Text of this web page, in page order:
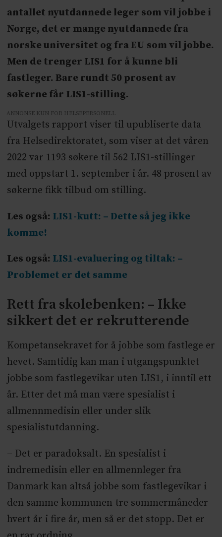
antallet nyutdannede leger som vil jobbe i
Norge, det er mange nyutdannede fra
norske universitet og fra EU som vil jobbe.
Men de trenger LIS1 for å kunne bli
fastleger. Bare rundt 50 prosent av
søkerne får LIS1-stilling.
ANNONSE KUN FOR HELSEPERSONELL
Utvalgets rapport viser til upubliserte data
fra Helsedirektoratet, som viser at det våren
2022 var 1193 søkere til 562 LIS1-stillinger
med oppstart 1. september i år. 48 prosent av
søkerne fikk tilbud om stilling.
Les også: LIS1-kutt: – Dette så jeg ikke
komme!
Les også: LIS1-evaluering og tiltak: –
Problemet er det samme
Rett fra skolebenken: – Ikke
sikkert det er rekrutterende
Kompetansekravet for å jobbe som fastlege er
hevet. Samtidig kan man i utgangspunktet
jobbe som fastlegevikar uten LIS1, i inntil ett
år. Etter det må man være spesialist i
allmennmedisin eller under slik
spesialistutdanning.
– Det er paradoksalt. En spesialist i
indremedisin eller en allmennleger fra
Danmark kan altså jobbe som fastlegevikar i
den samme kommunen tre sommermåneder
hvert år i fire år, men så er det stopp. Det er